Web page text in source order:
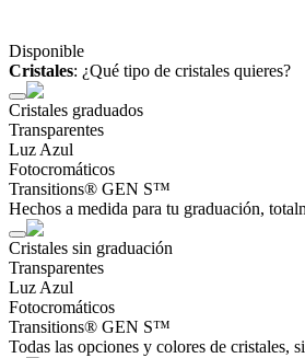
Disponible
Cristales: ¿Qué tipo de cristales quieres?
Cristales graduados
Transparentes
Luz Azul
Fotocromáticos
Transitions® GEN S™
Hechos a medida para tu graduación,
Cristales sin graduación
Transparentes
Luz Azul
Fotocromáticos
Transitions® GEN S™
Todas las opciones y colores de cristales,